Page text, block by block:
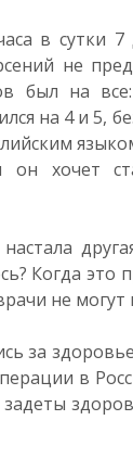
в сутки
не
был на
на 4 и 5,
хочет
Когда это
не могут
за
в
задеты